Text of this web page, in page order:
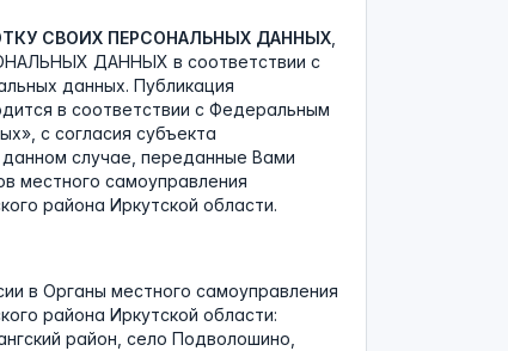
СВОИХ ПЕРСОНАЛЬНЫХ ДАННЫХ,
ДАННЫХ в соответствии с
данных. Публикация
в соответствии с Федеральным
с согласия субъекта
случае, переданные Вами
местного самоуправления
района Иркутской области.
в Органы местного самоуправления
района Иркутской области:
район, село Подволошино,